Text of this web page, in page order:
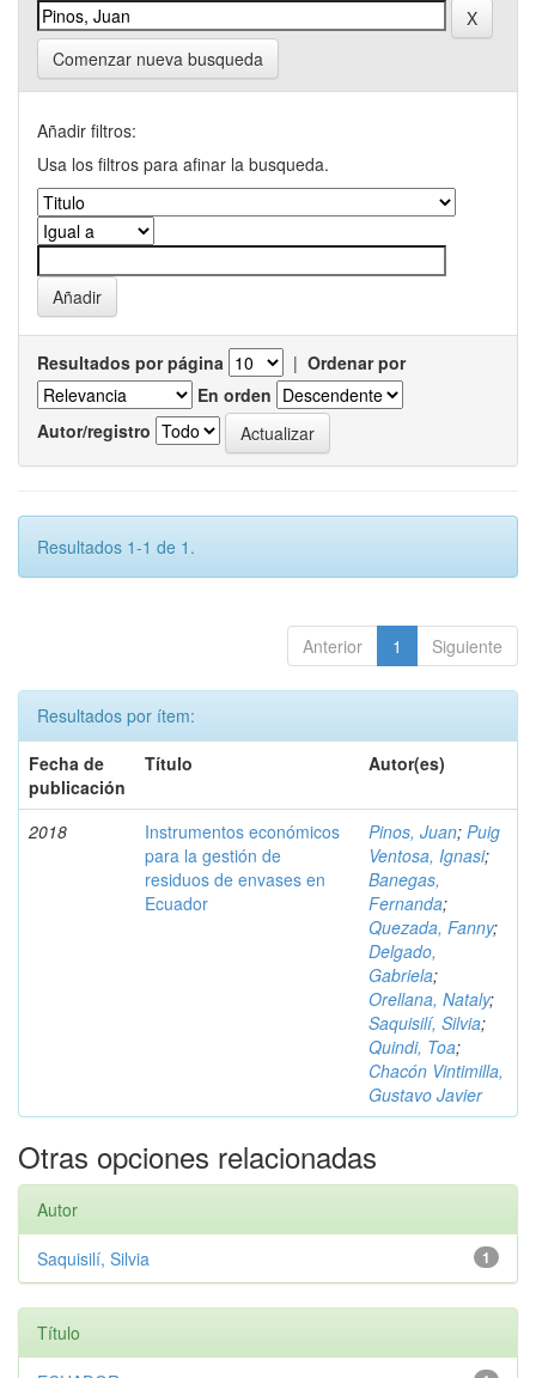
Comenzar nueva busqueda
Añadir filtros:
Usa los filtros para afinar la busqueda.
Resultados por página | Ordenar por
En orden
Autor/registro
Resultados 1-1 de 1.
Anterior 1 Siguiente
Resultados por ítem:
Fecha de
publicación
Título Autor(es)
2018
Instrumentos económicos
para la gestión de
residuos de envases en
Ecuador
Pinos, Juan; Puig
Ventosa, Ignasi;
Banegas,
Fernanda;
Quezada, Fanny;
Delgado,
Gabriela;
Orellana, Nataly;
Saquisilí, Silvia;
Quindi, Toa;
Chacón Vintimilla,
Gustavo Javier
Otras opciones relacionadas
Autor
1
Saquisilí, Silvia
Título